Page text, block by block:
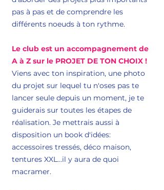
pas à pas et de comprendre les
différents noeuds à ton rythme.
Le club est un accompagnement de
A à Z sur le PROJET DE TON CHOIX !
Viens avec ton inspiration, une photo
du projet sur lequel tu n'oses pas te
lancer seule depuis un moment, je te
guiderais sur toutes les étapes de
réalisation. Je mettrais aussi à
disposition un book d'idées:
accessoires tressés, déco maison,
tentures XXL...il y aura de quoi
macramer.